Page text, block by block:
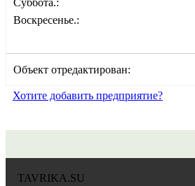
Воскресенье.:
Объект отредактирован:
Хотите добавить предприятие?
TAVRIKA.SU